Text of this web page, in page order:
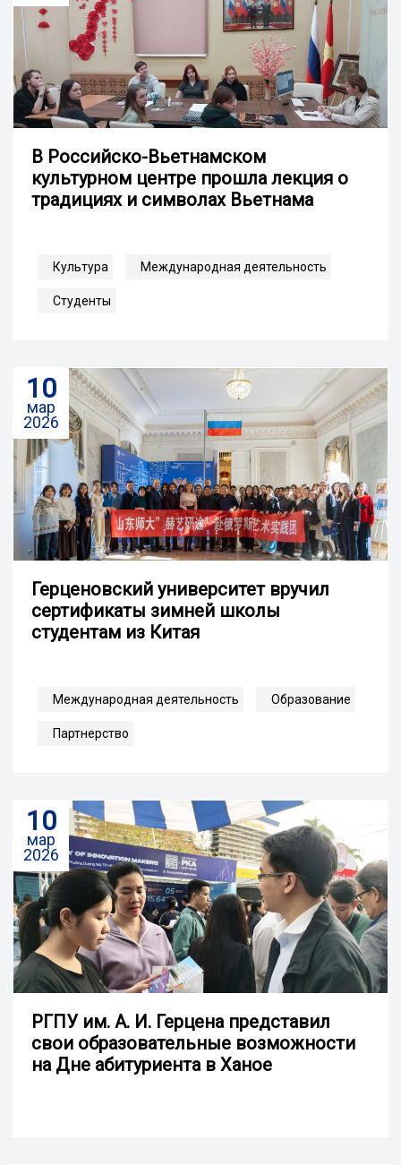
В Российско-Вьетнамском
культурном центре прошла лекция о
традициях и символах Вьетнама
Культура Международная деятельность
Студенты
10
мар
2026
Герценовский университет вручил
сертификаты зимней школы
студентам из Китая
Международная деятельность Образование
Партнерство
10
мар
2026
РГПУ им. А. И. Герцена представил
свои образовательные возможности
на Дне абитуриента в Ханое